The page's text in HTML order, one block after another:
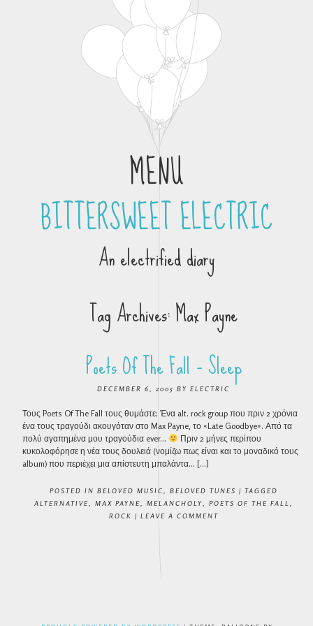
MENU
Skip to contentBITTERSWEET ELECTRIC
An electrified diary
Tag Archives:Max Payne
Poets Of The Fall – Sleep
DECEMBER 6, 2005 BY ELECTRIC
Τους Poets Of The Fall τους θυμάστε; Ένα alt. rock group που πριν 2 χρόνια
ένα τους τραγούδι ακουγόταν στο Max Payne, το «Late Goodbye». Από τα
πολύ αγαπημένα μου τραγούδια ever…
Πριν 2 μήνες περίπου
κυκολοφόρησε η νέα τους δουλειά (νομίζω πως είναι και το μοναδικό τους
album) που περιέχει μια απίστευτη μπαλάντα… […]
POSTED IN BELOVED MUSIC BELOVED TUNES | TAGGED
ALTERNATIVE
MAX PAYNE MELANCHOLY POETS OF THE FALL
ROCK | LEAVE A COMMENT
POST NAVIGATION